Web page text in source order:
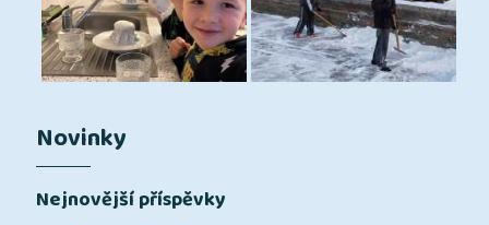
Novinky
Nejnovější příspěvky